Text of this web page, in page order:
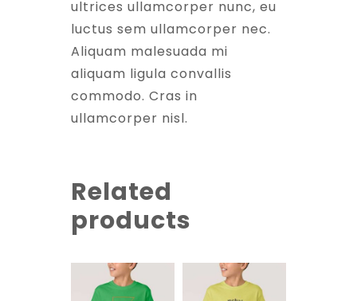
ultrices ullamcorper nunc, eu
luctus sem ullamcorper nec.
Aliquam malesuada mi
aliquam ligula convallis
commodo. Cras in
ullamcorper nisl.
Related
products